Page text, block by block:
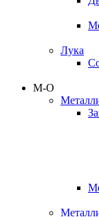
Лука
М-О